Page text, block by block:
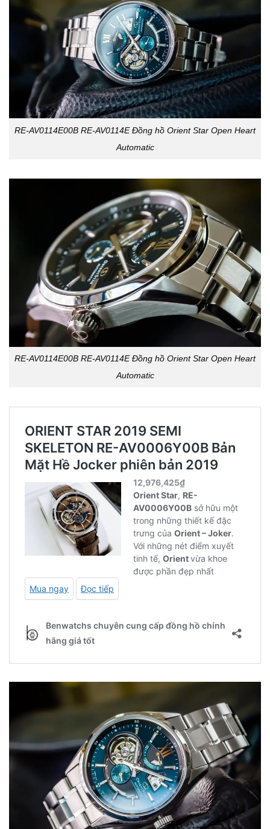
RE-AV0114E00B RE-AV0114E Đồng hồ Orient Star Open Heart
Automatic
RE-AV0114E00B RE-AV0114E Đồng hồ Orient Star Open Heart
Automatic